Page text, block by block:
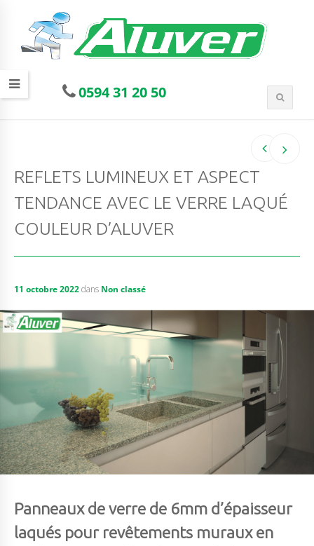
0594 31 20 50
REFLETS LUMINEUX ET ASPECT
TENDANCE AVEC LE VERRE LAQUÉ
COULEUR D’ALUVER
11 octobre 2022dans Non classé
Panneaux de verre de 6mm d’épaisseur
laqués pour revêtements muraux en